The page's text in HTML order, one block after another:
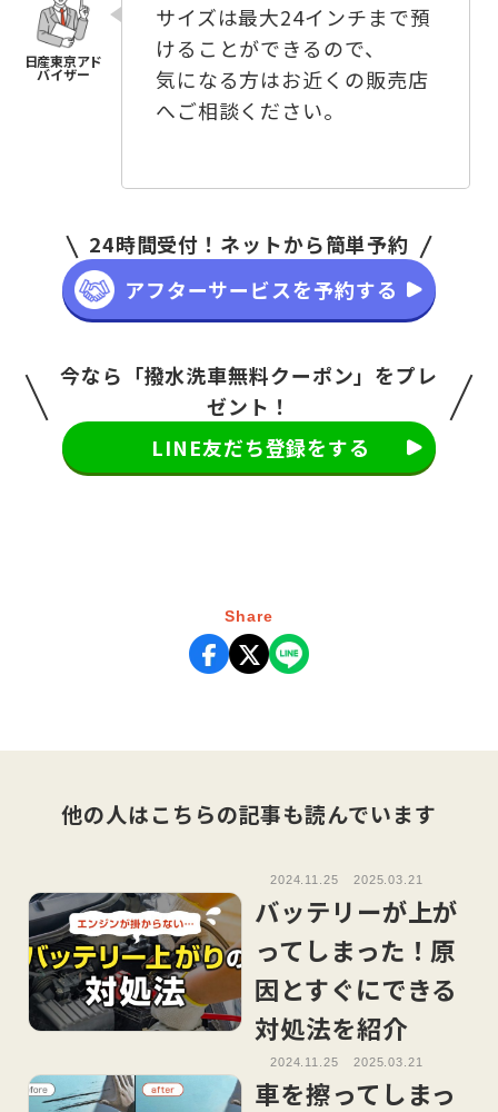
サイズは最大24インチまで預
けることができるので、
気になる方はお近くの販売店
へご相談ください。
24時間受付！ネットから簡単予約
アフターサービスを予約する
今なら「撥水洗車無料クーポン」をプレ
ゼント！
LINE友だち登録をする
Share
他の人はこちらの記事も読んでいます
2024.11.25 2025.03.21
バッテリーが上が
ってしまった！原
因とすぐにできる
対処法を紹介
2024.11.25 2025.03.21
車を擦ってしまっ